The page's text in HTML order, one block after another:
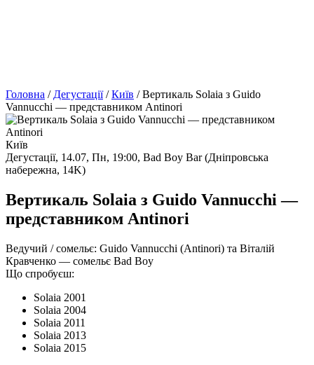
Головна / Дегустації/Київ /Вертикаль Solaia з Guido
Vannucchi — представником Antinori
Київ
Дегустації, 14.07, Пн, 19:00, Bad Boy Bar (Дніпровська
набережна, 14K)
Вертикаль Solaia з Guido Vannucchi —
представником Antinori
Ведучий / сомельє: Guido Vannucchi (Antinori) та Віталій
Кравченко — сомельє Bad Boy
Що спробуєш:
Solaia 2001
Solaia 2004
Solaia 2011
Solaia 2013
Solaia 2015